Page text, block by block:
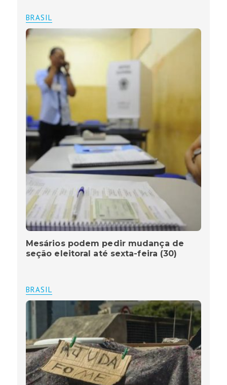
BRASIL
Mesários podem pedir mudança de
seção eleitoral até sexta-feira (30)
BRASIL